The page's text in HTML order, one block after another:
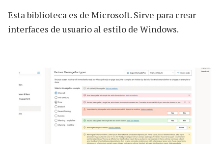
Esta biblioteca es de Microsoft. Sirve para crear
interfaces de usuario al estilo de Windows.